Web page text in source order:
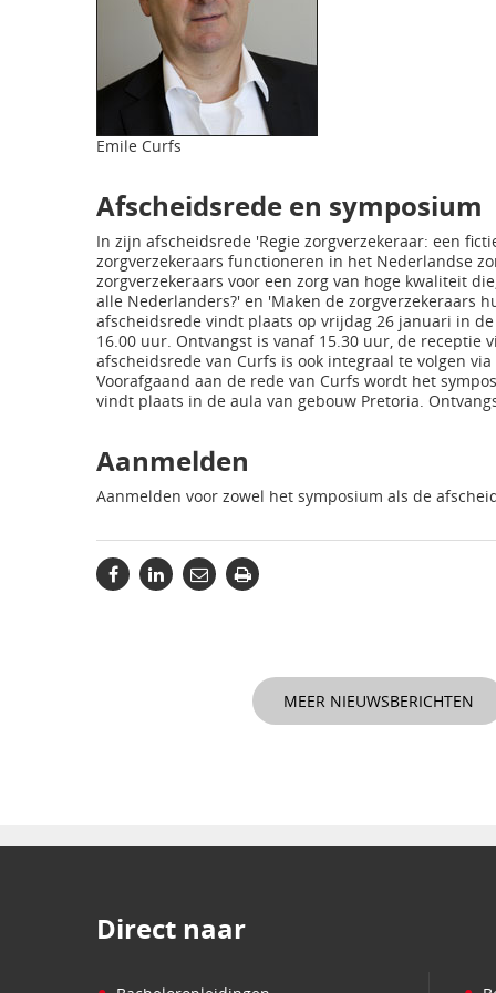
Emile Curfs
Afscheidsrede en symposium
In zijn afscheidsrede 'Regie zorgverzekeraar: een
zorgverzekeraars functioneren in het Nederlandse
zorgverzekeraars voor een zorg van hoge kwaliteit
alle Nederlanders?' en 'Maken de zorgverzekeraars
afscheidsrede vindt plaats op vrijdag 26 januari in
16.00 uur. Ontvangst is vanaf 15.30 uur, de receptie
afscheidsrede van Curfs is ook integraal te volgen via
Voorafgaand aan de rede van Curfs wordt het
vindt plaats in de aula van gebouw Pretoria.
Aanmelden
Aanmelden voor zowel het symposium als de
MEER NIEUWSBERICHTEN
Direct naar